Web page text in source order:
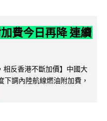
費今日再降 連續
相反香港不斷加價】中國大
調內陸航線燃油附加費，